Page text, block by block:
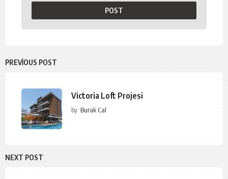
PREVIOUS POST
Victoria Loft Projesi
by Burak Cal
NEXT POST